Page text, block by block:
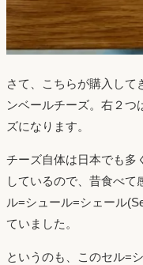
さて、こちらが購入して
ンベールチーズ。右２つ
ズになります。
チーズ自体は日本でも多
しているので、昔食べて
ル=シュール=シェール
ていました。
というのも、このセル=